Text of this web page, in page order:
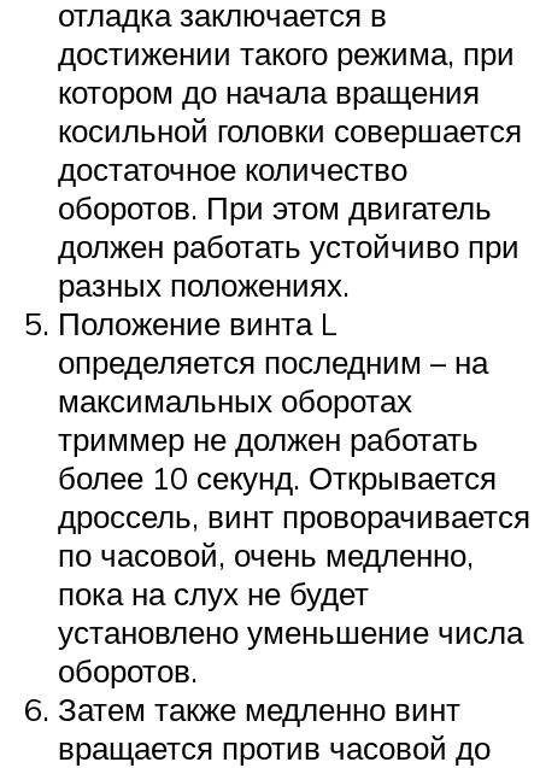
отладка заключается в
достижении такого режима, при
котором до начала вращения
косильной головки совершается
достаточное количество
оборотов. При этом двигатель
должен работать устойчиво при
разных положениях.
Положение винта L
определяется последним – на
максимальных оборотах
триммер не должен работать
более 10 секунд. Открывается
дроссель, винт проворачивается
по часовой, очень медленно,
пока на слух не будет
установлено уменьшение числа
оборотов.
Затем также медленно винт
вращается против часовой до